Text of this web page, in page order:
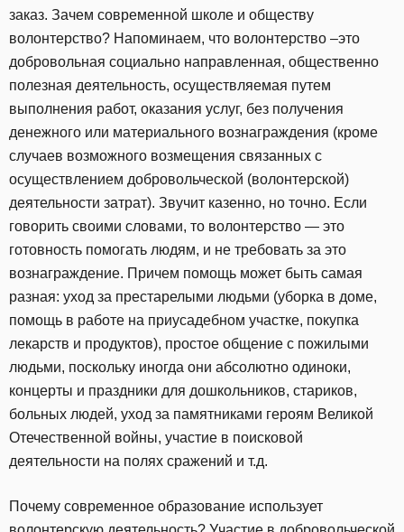
заказ. Зачем современной школе и обществу
волонтерство? Напоминаем, что волонтерство –это
добровольная социально направленная, общественно
полезная деятельность, осуществляемая путем
выполнения работ, оказания услуг, без получения
денежного или материального вознаграждения (кроме
случаев возможного возмещения связанных с
осуществлением добровольческой (волонтерской)
деятельности затрат). Звучит казенно, но точно. Если
говорить своими словами, то волонтерство — это
готовность помогать людям, и не требовать за это
вознаграждение. Причем помощь может быть самая
разная: уход за престарелыми людьми (уборка в доме,
помощь в работе на приусадебном участке, покупка
лекарств и продуктов), простое общение с пожилыми
людьми, поскольку иногда они абсолютно одиноки,
концерты и праздники для дошкольников, стариков,
больных людей, уход за памятниками героям Великой
Отечественной войны, участие в поисковой
деятельности на полях сражений и т.д.
Почему современное образование использует